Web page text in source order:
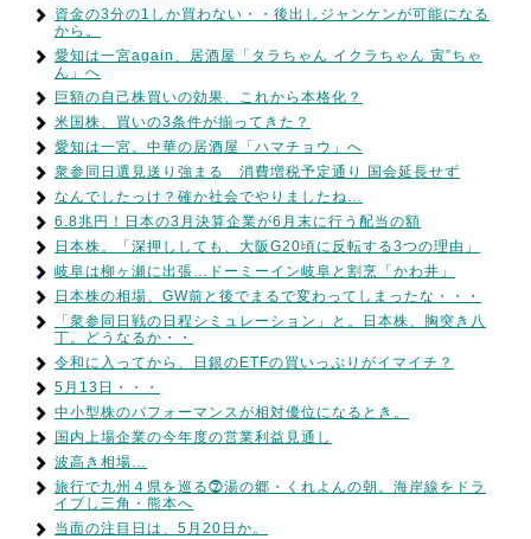
資金の3分の1しか買わない・・後出しジャンケンが可能になる
から。
愛知は一宮again、居酒屋「タラちゃん イクラちゃん 寅”ちゃ
ん」へ
巨額の自己株買いの効果、これから本格化？
米国株、買いの3条件が揃ってきた？
愛知は一宮。中華の居酒屋「ハマチョウ」へ
衆参同日選見送り強まる 消費増税予定通り 国会延長せず
なんでしたっけ？確か社会でやりましたね…
6.8兆円！日本の3月決算企業が6月末に行う配当の額
日本株。「深押ししても、大阪G20頃に反転する3つの理由」
岐阜は柳ヶ瀬に出張…ドーミーイン岐阜と割烹「かわ井」
日本株の相場、GW前と後でまるで変わってしまったな・・・
「衆参同日戦の日程シミュレーション」と。日本株、胸突き八
丁。どうなるか・・
令和に入ってから、日銀のETFの買いっぷりがイマイチ？
5月13日・・・
中小型株のパフォーマンスが相対優位になるとき。
国内上場企業の今年度の営業利益見通し
波高き相場…
旅行で九州４県を巡る⓻湯の郷・くれよんの朝。海岸線をドラ
イブし三角・熊本へ
当面の注目日は、5月20日か。